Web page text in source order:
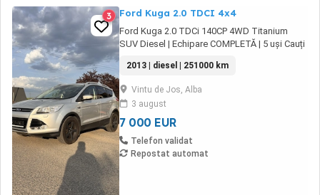
3 Ford Kuga 2.0 TDCI 4x4
Ford Kuga 2.0 TDCi 140CP 4WD Titanium
SUV Diesel | Echipare COMPLETĂ | 5 uși Cauți
prezentăm Ford Kuga, motorizare diesel de
2.0 litri (140CP), tracțiune integrală, cutie
manuală, consum mixt de doar 5.9 l 100km!
Mașina este într-o stare foarte bună, pregătită
...
2013 | diesel | 251000 km
Vintu de Jos, Alba
3 august
7 000 EUR
Telefon validat
Repostat automat